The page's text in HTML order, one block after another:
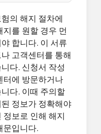
의 해지 절차에
를 원할 경우 먼
합니다. 이 서류
고객센터를 통해
다. 신청서 작성
터에 방문하거나
다. 이때 주의할
정보가 정확해야
보로 인해 해지
문입니다.